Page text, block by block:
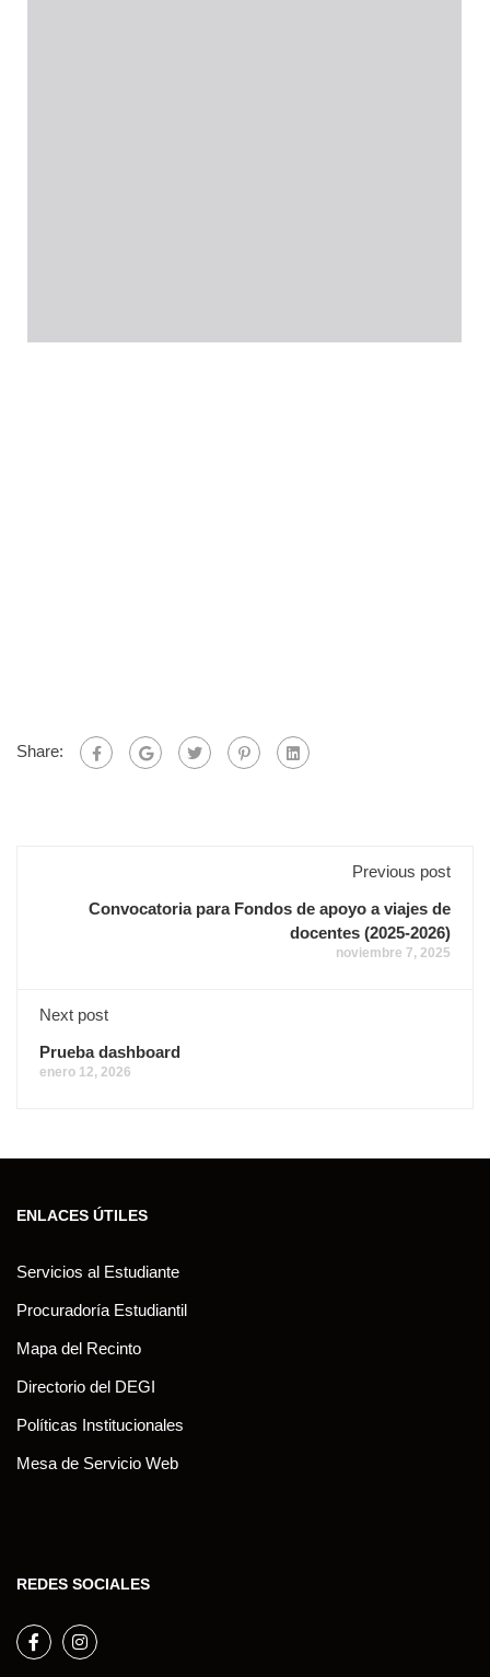
Share:
Previous post
Convocatoria para Fondos de apoyo a viajes de
docentes (2025-2026)
noviembre 7, 2025
Next post
Prueba dashboard
enero 12, 2026
ENLACES ÚTILES
Servicios al Estudiante
Procuradoría Estudiantil
Mapa del Recinto
Directorio del DEGI
Políticas Institucionales
Mesa de Servicio Web
REDES SOCIALES